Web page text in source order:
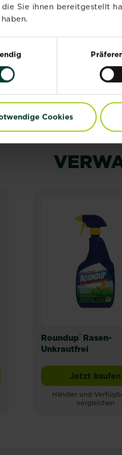
die Sie ihnen bereitgestellt
Cookies
Erde abgewischt
werden am besten im
werden. Eine gute
Komplett-Rasendünger
Roundup® Rasen-
Unkrautfrei
Jetzt kaufen
Händler und
vergleichen